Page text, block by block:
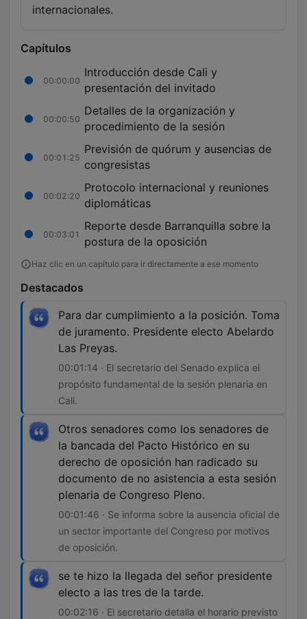
internacionales.
Capítulos
00:00:00
Introducción desde Cali y
presentación del invitado
00:00:50
Detalles de la organización y
procedimiento de la sesión
00:01:25
Previsión de quórum y ausencias de
congresistas
00:02:20
Protocolo internacional y reuniones
diplomáticas
00:03:01
Reporte desde Barranquilla sobre la
postura de la oposición
Haz clic en un capítulo para ir directamente a ese momento
Destacados
Para dar cumplimiento a la posición. Toma
de juramento. Presidente electo Abelardo
Las Preyas.
00:01:14 · El secretario del Senado explica el
propósito fundamental de la sesión plenaria en
Cali.
Otros senadores como los senadores de
la bancada del Pacto Histórico en su
derecho de oposición han radicado su
documento de no asistencia a esta sesión
plenaria de Congreso Pleno.
00:01:46 · Se informa sobre la ausencia oficial de
un sector importante del Congreso por motivos
de oposición.
se te hizo la llegada del señor presidente
electo a las tres de la tarde.
00:02:16 · El secretario detalla el horario previsto